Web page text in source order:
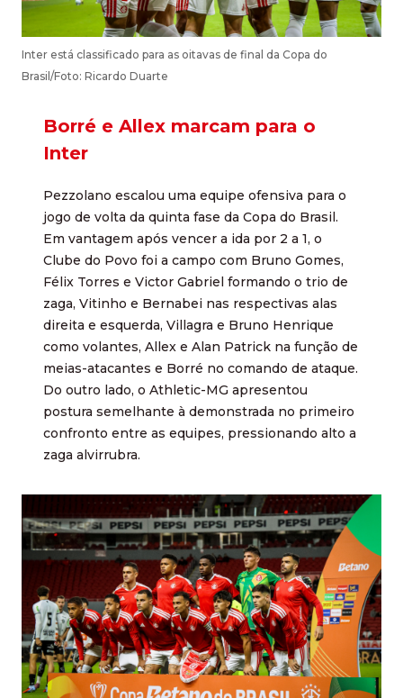
Inter está classificado para as oitavas de final da Copa do
Brasil/Foto: Ricardo Duarte
Borré e Allex marcam para o
Inter
Pezzolano escalou uma equipe ofensiva para o
jogo de volta da quinta fase da Copa do Brasil.
Em vantagem após vencer a ida por 2 a 1, o
Clube do Povo foi a campo com Bruno Gomes,
Félix Torres e Victor Gabriel formando o trio de
zaga, Vitinho e Bernabei nas respectivas alas
direita e esquerda, Villagra e Bruno Henrique
como volantes, Allex e Alan Patrick na função de
meias-atacantes e Borré no comando de ataque.
Do outro lado, o Athletic-MG apresentou
postura semelhante à demonstrada no primeiro
confronto entre as equipes, pressionando alto a
zaga alvirrubra.